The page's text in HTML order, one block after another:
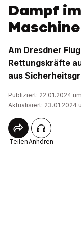
Dampf
Am Dresdner
Rettungskräfte
aus
Publiziert: 22.01.2024
Aktualisiert: 23.01.2024
TeilenAnhören